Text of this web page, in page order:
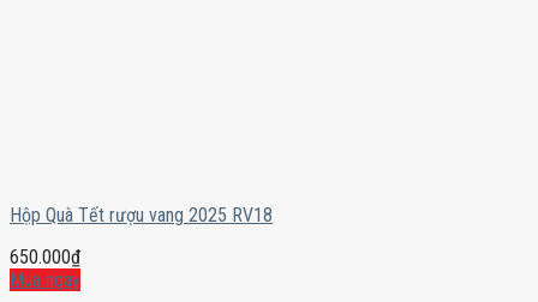
Hộp Quà Tết rượu vang 2025 RV18
650.000₫
Mua ngay